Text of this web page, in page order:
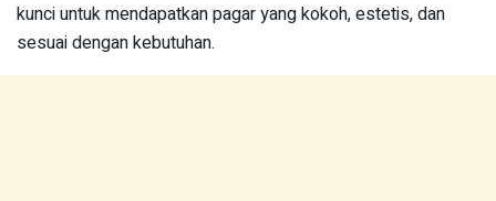
kunci untuk mendapatkan pagar yang kokoh, estetis, dan
sesuai dengan kebutuhan.